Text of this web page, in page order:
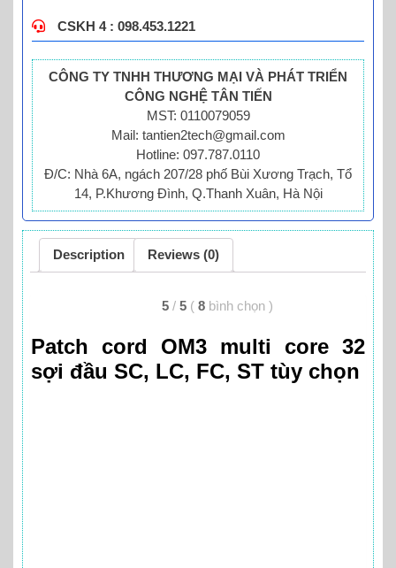
CSKH 4 : 098.453.1221
CÔNG TY TNHH THƯƠNG MẠI VÀ PHÁT TRIỂN
CÔNG NGHỆ TÂN TIẾN
MST: 0110079059
Mail: tantien2tech@gmail.com
Hotline: 097.787.0110
Đ/C: Nhà 6A, ngách 207/28 phố Bùi Xương Trạch, Tổ
14, P.Khương Đình, Q.Thanh Xuân, Hà Nội
Description Reviews (0)
5 / 5 ( 8 bình chọn )
Patch cord OM3 multi core 32
sợi đầu SC, LC, FC, ST tùy chọn